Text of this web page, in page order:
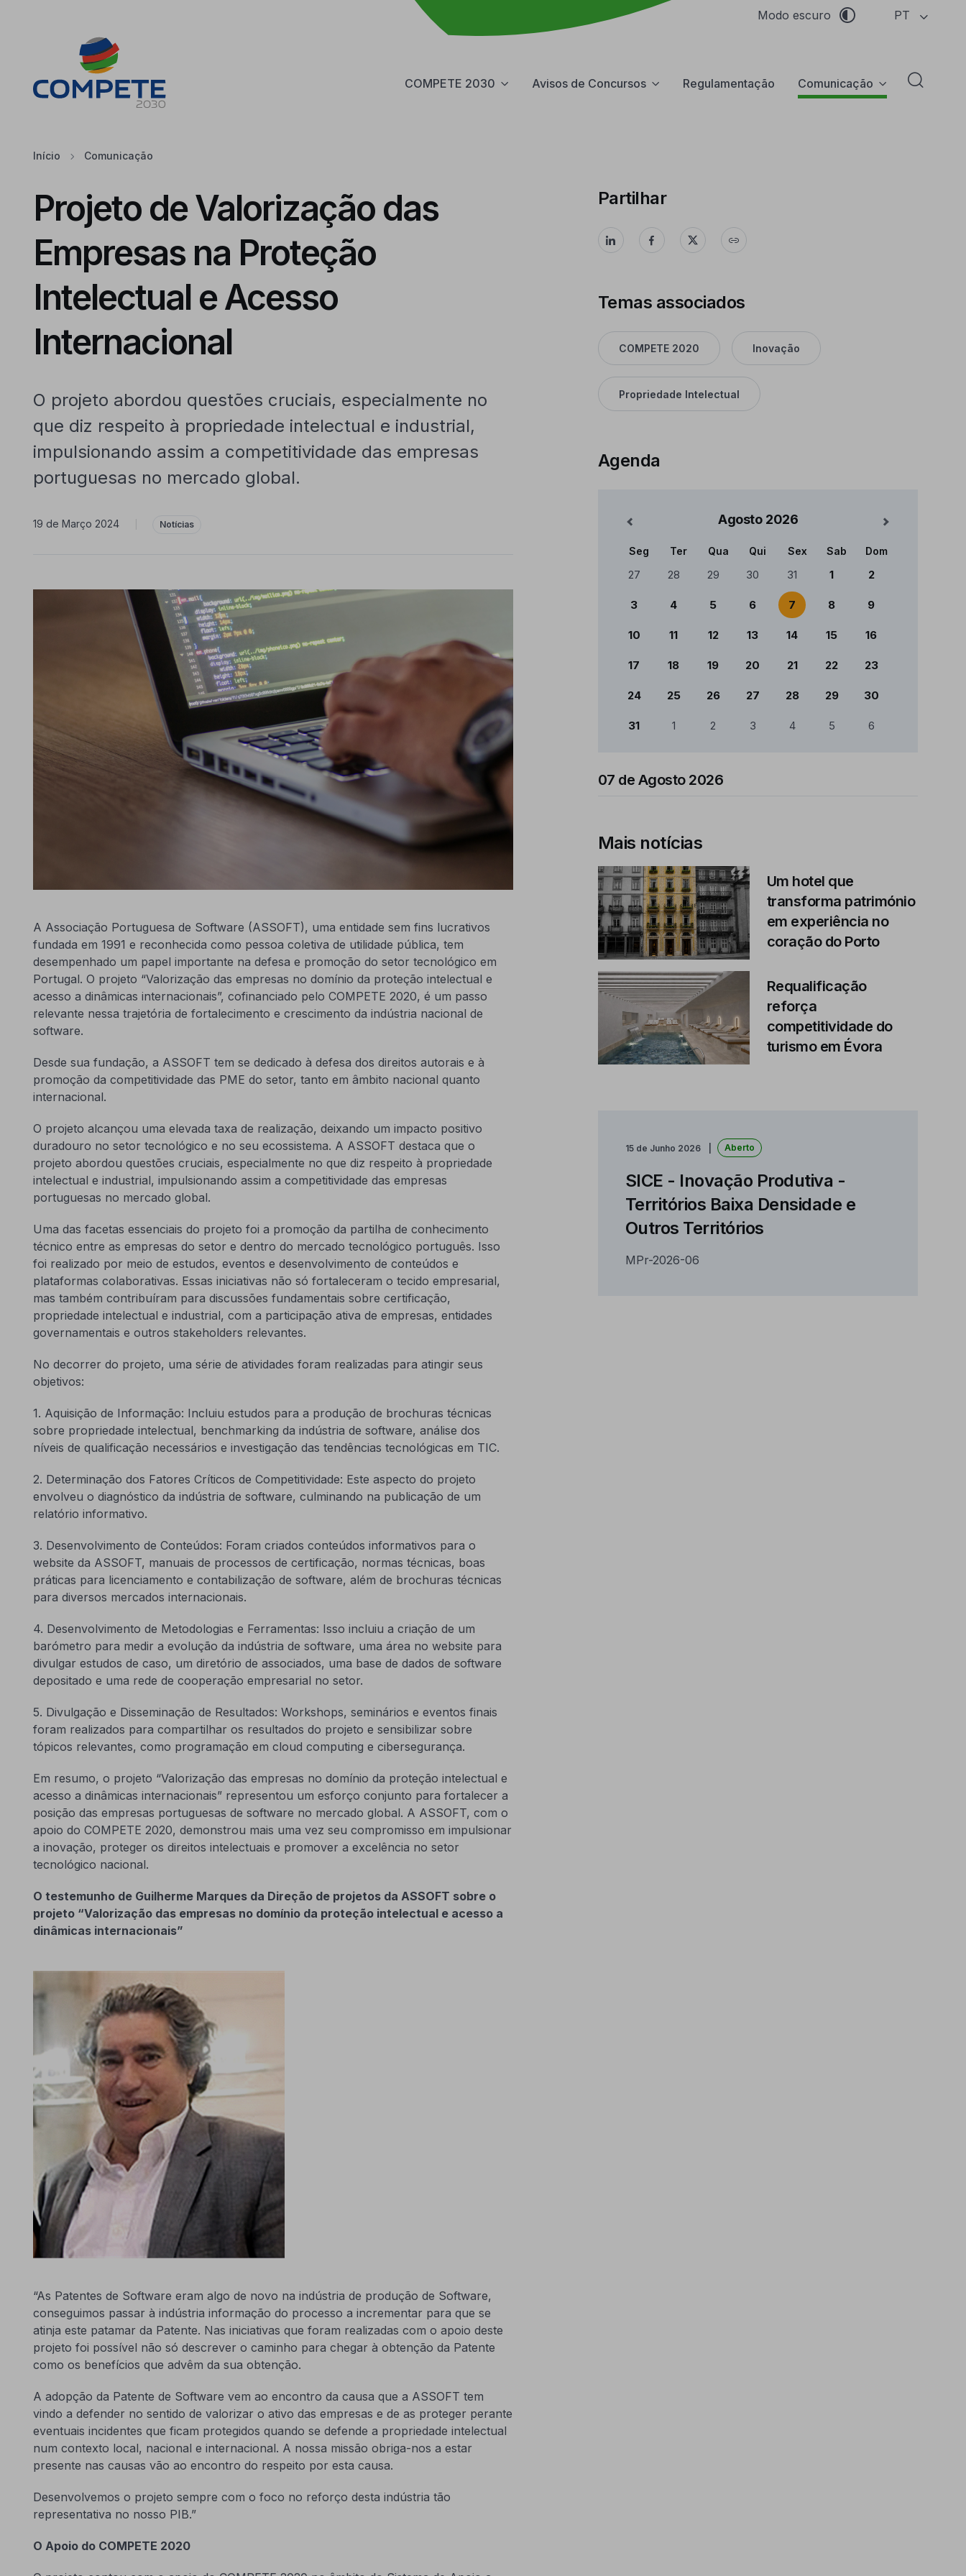
Modo escuro PT
COMPETE 2030 Avisos de Concursos Regulamentação Comunicação Abrir
Início Comunicação
Projeto de Valorização das
Empresas na Proteção
Intelectual e Acesso
Internacional
O projeto abordou questões cruciais, especialmente no
que diz respeito à propriedade intelectual e industrial,
impulsionando assim a competitividade das empresas
portuguesas no mercado global.
19 de Março 2024 Notícias
A Associação Portuguesa de Software (ASSOFT), uma entidade sem fins lucrativos
fundada em 1991 e reconhecida como pessoa coletiva de utilidade pública, tem
desempenhado um papel importante na defesa e promoção do setor tecnológico em
Portugal. O projeto “Valorização das empresas no domínio da proteção intelectual e
acesso a dinâmicas internacionais”, cofinanciado pelo COMPETE 2020, é um passo
relevante nessa trajetória de fortalecimento e crescimento da indústria nacional de
software.
Desde sua fundação, a ASSOFT tem se dedicado à defesa dos direitos autorais e à
promoção da competitividade das PME do setor, tanto em âmbito nacional quanto
internacional.
O projeto alcançou uma elevada taxa de realização, deixando um impacto positivo
duradouro no setor tecnológico e no seu ecossistema. A ASSOFT destaca que o
projeto abordou questões cruciais, especialmente no que diz respeito à propriedade
intelectual e industrial, impulsionando assim a competitividade das empresas
portuguesas no mercado global.
Uma das facetas essenciais do projeto foi a promoção da partilha de conhecimento
técnico entre as empresas do setor e dentro do mercado tecnológico português. Isso
foi realizado por meio de estudos, eventos e desenvolvimento de conteúdos e
plataformas colaborativas. Essas iniciativas não só fortaleceram o tecido empresarial,
mas também contribuíram para discussões fundamentais sobre certificação,
propriedade intelectual e industrial, com a participação ativa de empresas, entidades
governamentais e outros stakeholders relevantes.
No decorrer do projeto, uma série de atividades foram realizadas para atingir seus
objetivos:
1. Aquisição de Informação: Incluiu estudos para a produção de brochuras técnicas
sobre propriedade intelectual, benchmarking da indústria de software, análise dos
níveis de qualificação necessários e investigação das tendências tecnológicas em TIC.
2. Determinação dos Fatores Críticos de Competitividade: Este aspecto do projeto
envolveu o diagnóstico da indústria de software, culminando na publicação de um
relatório informativo.
3. Desenvolvimento de Conteúdos: Foram criados conteúdos informativos para o
website da ASSOFT, manuais de processos de certificação, normas técnicas, boas
práticas para licenciamento e contabilização de software, além de brochuras técnicas
para diversos mercados internacionais.
4. Desenvolvimento de Metodologias e Ferramentas: Isso incluiu a criação de um
barómetro para medir a evolução da indústria de software, uma área no website para
divulgar estudos de caso, um diretório de associados, uma base de dados de software
depositado e uma rede de cooperação empresarial no setor.
5. Divulgação e Disseminação de Resultados: Workshops, seminários e eventos finais
foram realizados para compartilhar os resultados do projeto e sensibilizar sobre
tópicos relevantes, como programação em cloud computing e cibersegurança.
Em resumo, o projeto “Valorização das empresas no domínio da proteção intelectual e
acesso a dinâmicas internacionais” representou um esforço conjunto para fortalecer a
posição das empresas portuguesas de software no mercado global. A ASSOFT, com o
apoio do COMPETE 2020, demonstrou mais uma vez seu compromisso em impulsionar
a inovação, proteger os direitos intelectuais e promover a excelência no setor
tecnológico nacional.
O testemunho de Guilherme Marques da Direção de projetos da ASSOFT sobre o
projeto “Valorização das empresas no domínio da proteção intelectual e acesso a
dinâmicas internacionais”
“As Patentes de Software eram algo de novo na indústria de produção de Software,
conseguimos passar à indústria informação do processo a incrementar para que se
atinja este patamar da Patente. Nas iniciativas que foram realizadas com o apoio deste
projeto foi possível não só descrever o caminho para chegar à obtenção da Patente
como os benefícios que advêm da sua obtenção.
A adopção da Patente de Software vem ao encontro da causa que a ASSOFT tem
vindo a defender no sentido de valorizar o ativo das empresas e de as proteger perante
eventuais incidentes que ficam protegidos quando se defende a propriedade intelectual
num contexto local, nacional e internacional. A nossa missão obriga-nos a estar
presente nas causas vão ao encontro do respeito por esta causa.
Desenvolvemos o projeto sempre com o foco no reforço desta indústria tão
representativa no nosso PIB.”
O Apoio do COMPETE 2020
Partilhar
Temas associados
COMPETE 2020 Inovação
Propriedade Intelectual
Agenda
Agosto 2026
Mês Anterior Mês Seguinte
Calendário
Seg Ter Qua Qui Sex Sab Dom
27 28 29 30 31 1 2
3 4 5 6 7 8 9
10 11 12 13 14 15 16
17 18 19 20 21 22 23
24 25 26 27 28 29 30
31 1 2 3 4 5 6
07 de Agosto 2026
Mais notícias
Um hotel que
transforma património
em experiência no
coração do Porto
Requalificação
reforça
competitividade do
turismo em Évora
15 de Junho 2026 Aberto
SICE - Inovação Produtiva -
Territórios Baixa Densidade e
Outros Territórios
MPr-2026-06